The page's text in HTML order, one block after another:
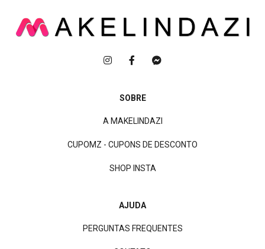
SOBRE
A MAKELINDAZI
CUPOMZ - CUPONS DE DESCONTO
SHOP INSTA
AJUDA
PERGUNTAS FREQUENTES